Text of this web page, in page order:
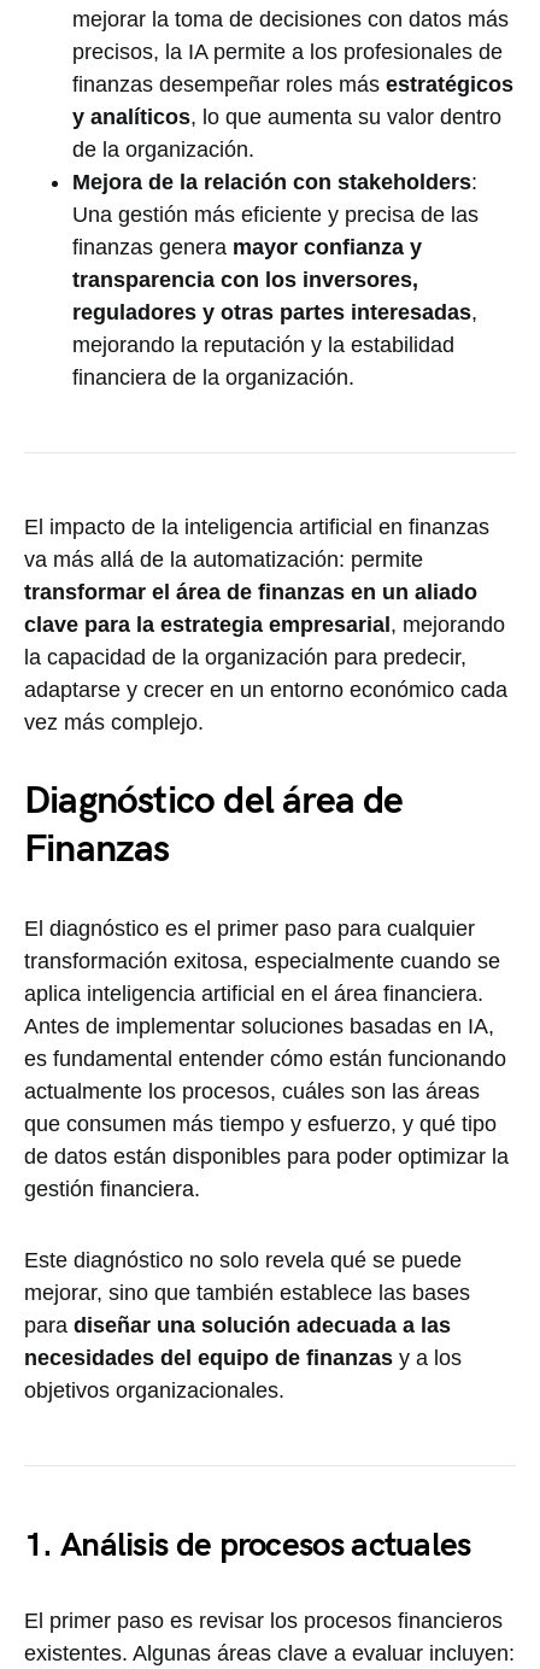
mejorar la toma de decisiones con datos más
precisos, la IA permite a los profesionales de
finanzas desempeñar roles más estratégicos
y analíticos, lo que aumenta su valor dentro
de la organización.
Mejora de la relación con stakeholders:
Una gestión más eficiente y precisa de las
finanzas genera mayor confianza y
transparencia con los inversores,
reguladores y otras partes interesadas,
mejorando la reputación y la estabilidad
financiera de la organización.
El impacto de la inteligencia artificial en finanzas
va más allá de la automatización: permite
transformar el área de finanzas en un aliado
clave para la estrategia empresarial , mejorando
la capacidad de la organización para predecir,
adaptarse y crecer en un entorno económico cada
vez más complejo.
Diagnóstico del área de
Finanzas
El diagnóstico es el primer paso para cualquier
transformación exitosa, especialmente cuando se
aplica inteligencia artificial en el área financiera.
Antes de implementar soluciones basadas en IA,
es fundamental entender cómo están funcionando
actualmente los procesos, cuáles son las áreas
que consumen más tiempo y esfuerzo, y qué tipo
de datos están disponibles para poder optimizar la
gestión financiera.
Este diagnóstico no solo revela qué se puede
mejorar, sino que también establece las bases
para diseñar una solución adecuada a las
necesidades del equipo de finanzas y a los
objetivos organizacionales.
1. Análisis de procesos actuales
El primer paso es revisar los procesos financieros
existentes. Algunas áreas clave a evaluar incluyen: